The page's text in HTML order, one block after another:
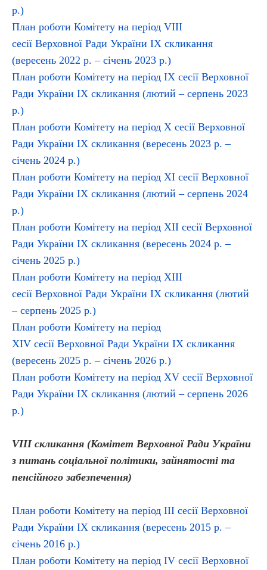
р.)
План роботи Комітету на період VIIІ
сесії Верховної Ради України ІХ скликання
(вересень 2022 р. – січень 2023 р.)
План роботи Комітету на період ІX сесії Верховної
Ради України ІХ скликання (лютий – серпень 2023
р.)
План роботи Комітету на період Х сесії Верховної
Ради України ІХ скликання (вересень 2023 р. –
січень 2024 р.)
План роботи Комітету на період XІ сесії Верховної
Ради України ІХ скликання (лютий – серпень 2024
р.)
План роботи Комітету на період ХІІ сесії Верховної
Ради України ІХ скликання (вересень 2024 р. –
січень 2025 р.)
План роботи Комітету на період XІІІ
сесії Верховної Ради України ІХ скликання (лютий
– серпень 2025 р.)
План роботи Комітету на період
ХІV сесії Верховної Ради України ІХ скликання
(вересень 2025 р. – січень 2026 р.)
План роботи Комітету на період XV сесії Верховної
Ради України ІХ скликання (лютий – серпень 2026
р.)
VІІІ скликання (Комітет Верховної Ради України
з питань соціальної політики, зайнятості та
пенсійного забезпечення)
План роботи Комітету на період ІІІ сесії Верховної
Ради України ІХ скликання (вересень 2015 р. –
січень 2016 р.)
План роботи Комітету на період IV сесії Верховної